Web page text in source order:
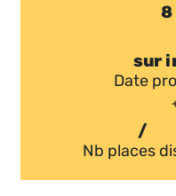
8
sur
Date
/
Nb places